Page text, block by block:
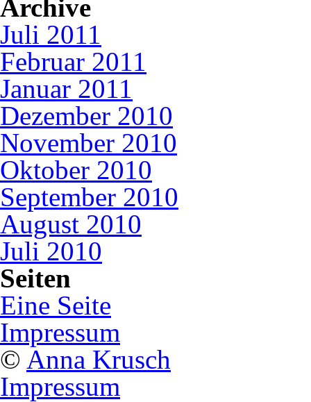
Archive
Juli 2011
Februar 2011
Januar 2011
Dezember 2010
November 2010
Oktober 2010
September 2010
August 2010
Juli 2010
Seiten
Eine Seite
Impressum
© Anna Krusch
Impressum